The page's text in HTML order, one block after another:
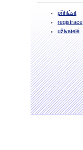
přihlásit
registrace
uživatelé